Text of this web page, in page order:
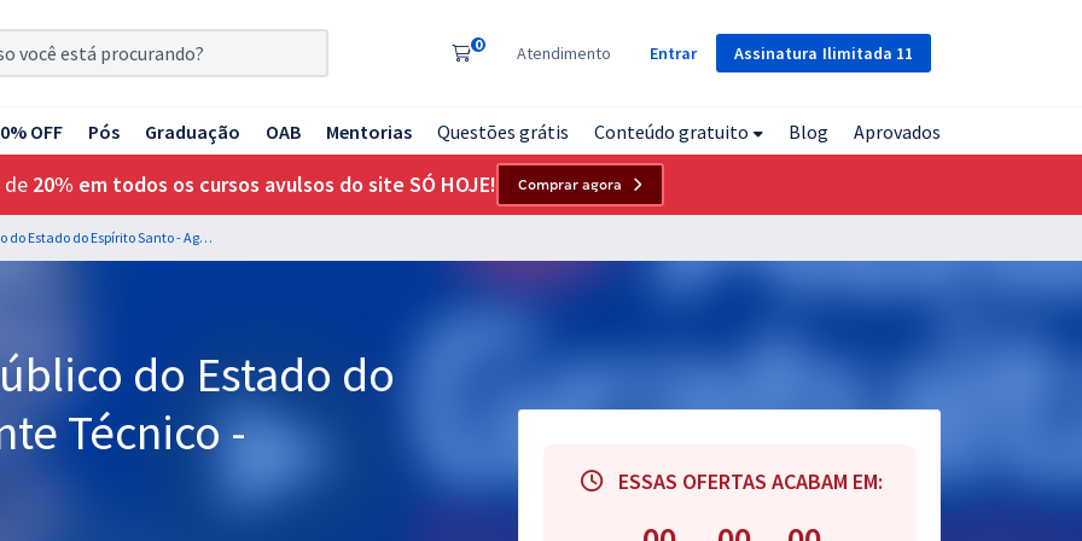
Assinatura Ilimitada 11
0 Atendimento Entrar
OFF Pós Graduação OAB Mentorias Questões grátis Conteúdo gratuito Blog Aprovados
de 20% em todos os cursos avulsos do site SÓ HOJE! Comprar agora
MP ES - Ministério Público do Estado do Espírito Santo - Agente Técnico - Contador
do Estado do
Técnico -
ESSAS OFERTAS ACABAM EM: